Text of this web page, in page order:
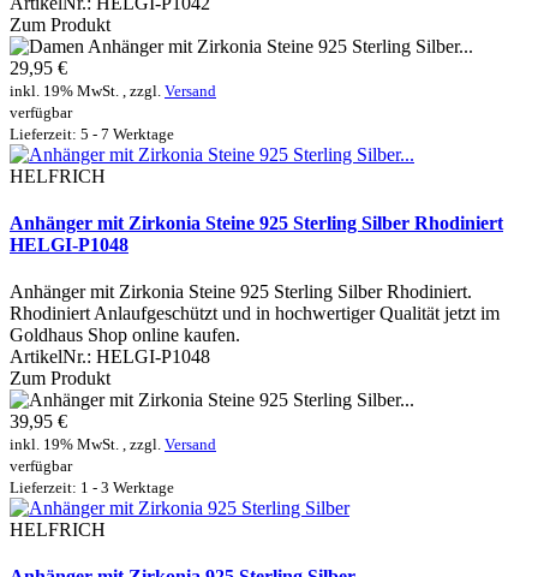
Zum Produkt
29,95 €
inkl. 19% MwSt. , zzgl. Versand
verfügbar
Lieferzeit: 5 - 7 Werktage
HELFRICH
Anhänger mit Zirkonia Steine 925 Sterling Silber Rhodiniert
HELGI-P1048
Anhänger mit Zirkonia Steine 925 Sterling Silber Rhodiniert.
Rhodiniert Anlaufgeschützt und in hochwertiger Qualität jetzt im
Goldhaus Shop online kaufen.
ArtikelNr.: HELGI-P1048
Zum Produkt
39,95 €
inkl. 19% MwSt. , zzgl. Versand
verfügbar
Lieferzeit: 1 - 3 Werktage
HELFRICH